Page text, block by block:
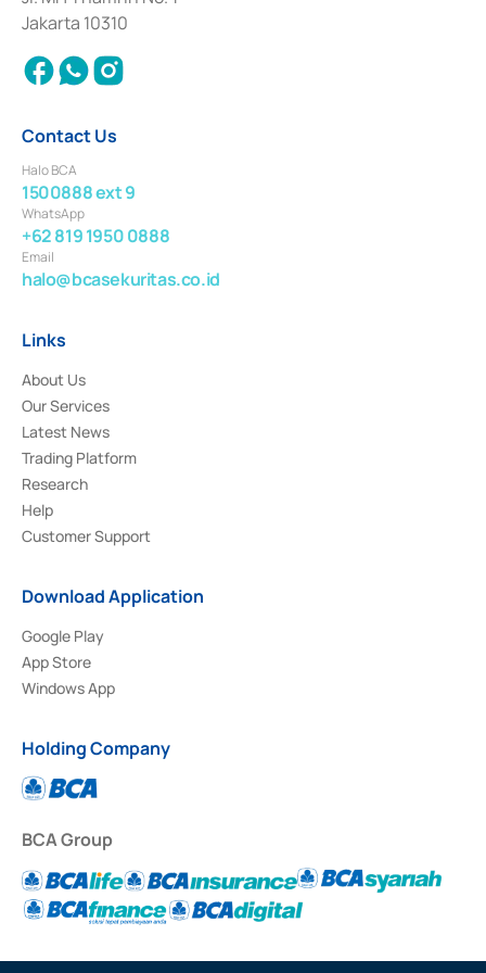
Settlement of Commercial Paper Transactions whose license was issued in
2018.
Jakarta 10310
Contact Us
Halo BCA
1500888 ext 9
WhatsApp
+62 819 1950 0888
Email
halo@bcasekuritas.co.id
Links
About Us
Our Services
Latest News
Trading Platform
Research
Help
Customer Support
Download Application
Google Play
App Store
Windows App
Holding Company
BCA Group